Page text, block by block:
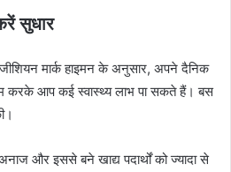
सुधार
मार्क हाइमन के अनुसार, अपने दैनिक
करके आप कई स्वास्थ्य लाभ पा सकते हैं। बस
और इससे बने खाद्य पदार्थों को ज्यादा से